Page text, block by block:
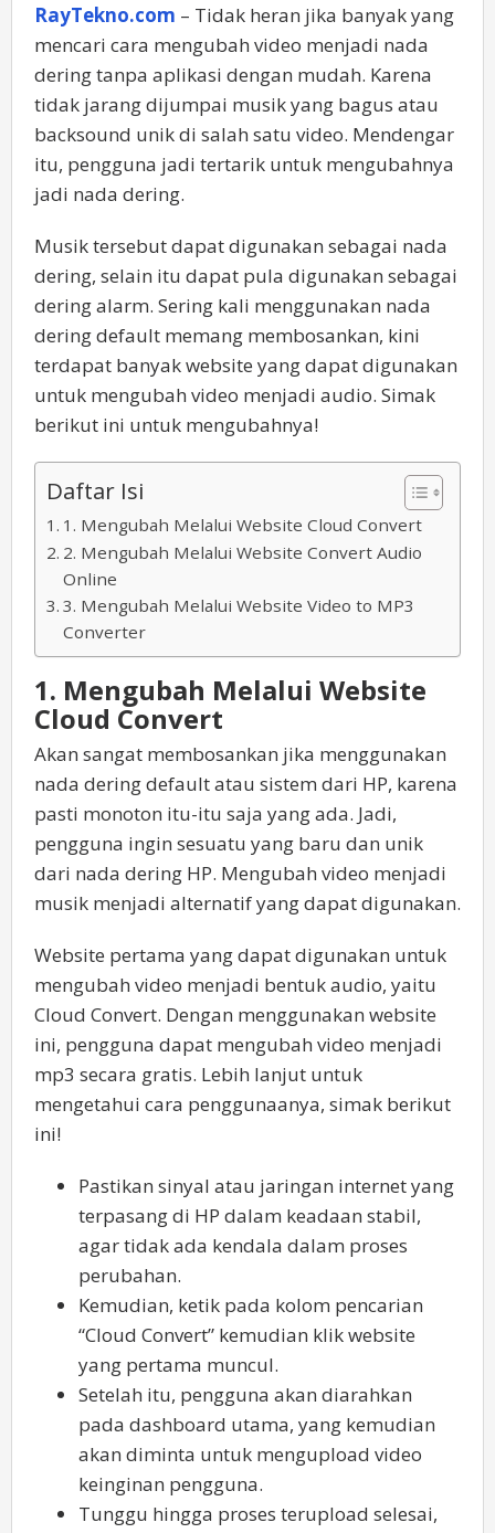
RayTekno.com – Tidak heran jika banyak yang
mencari cara mengubah video menjadi nada
dering tanpa aplikasi dengan mudah. Karena
tidak jarang dijumpai musik yang bagus atau
backsound unik di salah satu video. Mendengar
itu, pengguna jadi tertarik untuk mengubahnya
jadi nada dering.
Musik tersebut dapat digunakan sebagai nada
dering, selain itu dapat pula digunakan sebagai
dering alarm. Sering kali menggunakan nada
dering default memang membosankan, kini
terdapat banyak website yang dapat digunakan
untuk mengubah video menjadi audio. Simak
berikut ini untuk mengubahnya!
Daftar Isi
1. Mengubah Melalui Website Cloud Convert
2. Mengubah Melalui Website Convert Audio
Online
3. Mengubah Melalui Website Video to MP3
Converter
1. Mengubah Melalui Website
Cloud Convert
Akan sangat membosankan jika menggunakan
nada dering default atau sistem dari HP, karena
pasti monoton itu-itu saja yang ada. Jadi,
pengguna ingin sesuatu yang baru dan unik
dari nada dering HP. Mengubah video menjadi
musik menjadi alternatif yang dapat digunakan.
Website pertama yang dapat digunakan untuk
mengubah video menjadi bentuk audio, yaitu
Cloud Convert. Dengan menggunakan website
ini, pengguna dapat mengubah video menjadi
mp3 secara gratis. Lebih lanjut untuk
mengetahui cara penggunaanya, simak berikut
ini!
Pastikan sinyal atau jaringan internet yang
terpasang di HP dalam keadaan stabil,
agar tidak ada kendala dalam proses
perubahan.
Kemudian, ketik pada kolom pencarian
“Cloud Convert” kemudian klik website
yang pertama muncul.
Setelah itu, pengguna akan diarahkan
pada dashboard utama, yang kemudian
akan diminta untuk mengupload video
keinginan pengguna.
Tunggu hingga proses terupload selesai,